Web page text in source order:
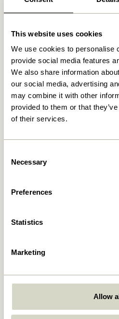
This website uses cookies
We use cookies to personalise
provide social media features
We also share information
our social media, advertising
may combine it with other
provided to them or that
of their services.
Selection
Necessary
Preferences
Statistics
Marketing
Allow
Lieferung 1-4
30 Tage
Hübsch
Hübsch Retail ApS (B2C)
USt-IdNr. 41732350
USt-IdNr. 41732350
7400 Herning
Kundenservice
Personenbezogene Daten
Cookie-Politik